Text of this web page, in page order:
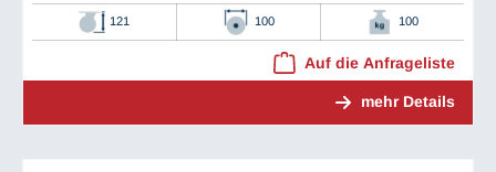
121 100 100
Auf die Anfrageliste
mehr Details